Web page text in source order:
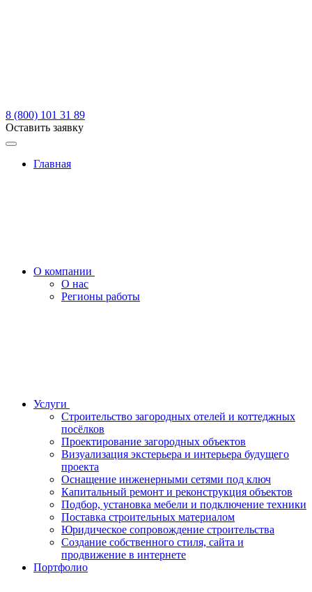
8 (800) 101 31 89
Оставить заявку
Главная
О компании
О нас
Регионы работы
Услуги
Строительство загородных отелей и коттеджных
посёлков
Проектирование загородных объектов
Визуализация экстерьера и интерьера будущего
проекта
Оснащение инженерными сетями под ключ
Капитальный ремонт и реконструкция объектов
Подбор, установка мебели и подключение техники
Поставка строительных материалом
Юридическое сопровождение строительства
Создание собственного стиля, сайта и
продвижение в интернете
Портфолио